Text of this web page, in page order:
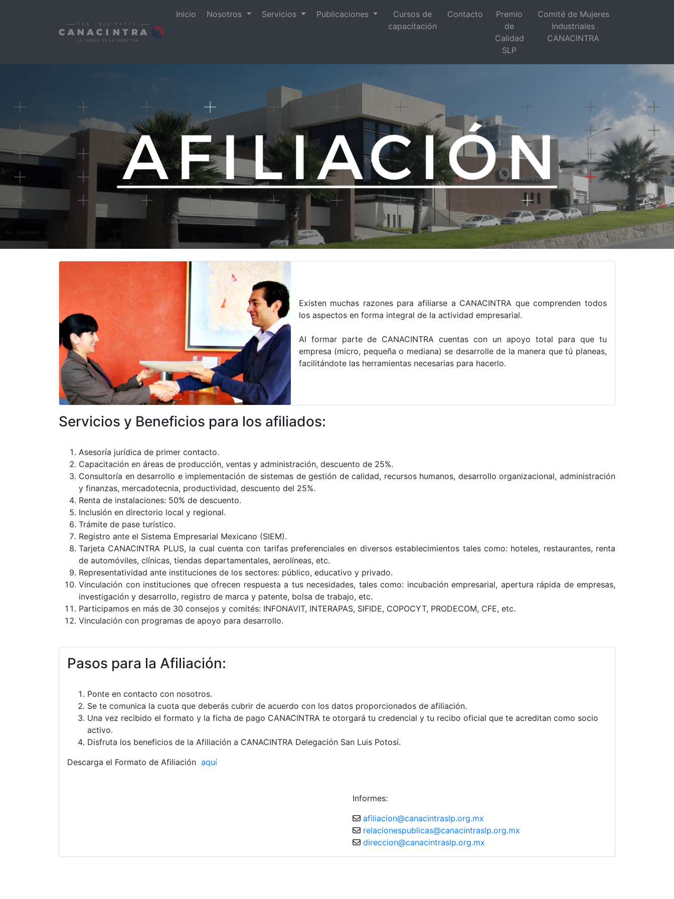
Inicio Nosotros Servicios Publicaciones
Cursos de
capacitación
Contacto
Premio
de
Calidad
SLP
Comité de Mujeres
Industriales
CANACINTRA
Existen muchas razones para afiliarse a CANACINTRA que comprenden todos
los aspectos en forma integral de la actividad empresarial.
Al formar parte de CANACINTRA cuentas con un apoyo total para que tu
empresa (micro, pequeña o mediana) se desarrolle de la manera que tú planeas,
facilitándote las herramientas necesarias para hacerlo.
Servicios y Beneficios para los afiliados:
Asesoría jurídica de primer contacto.
Capacitación en áreas de producción, ventas y administración, descuento de 25%.
Consultoría en desarrollo e implementación de sistemas de gestión de calidad, recursos humanos, desarrollo organizacional, administración
y finanzas, mercadotecnia, productividad, descuento del 25%.
Renta de instalaciones: 50% de descuento.
Inclusión en directorio local y regional.
Trámite de pase turístico.
Registro ante el Sistema Empresarial Mexicano (SIEM).
Tarjeta CANACINTRA PLUS, la cual cuenta con tarifas preferenciales en diversos establecimientos tales como: hoteles, restaurantes, renta
de automóviles, clínicas, tiendas departamentales, aerolíneas, etc.
Representatividad ante instituciones de los sectores: público, educativo y privado.
Vinculación con instituciones que ofrecen respuesta a tus necesidades, tales como: incubación empresarial, apertura rápida de empresas,
investigación y desarrollo, registro de marca y patente, bolsa de trabajo, etc.
Participamos en más de 30 consejos y comités: INFONAVIT, INTERAPAS, SIFIDE, COPOCYT, PRODECOM, CFE, etc.
Vinculación con programas de apoyo para desarrollo.
Pasos para la Afiliación:
Ponte en contacto con nosotros.
Se te comunica la cuota que deberás cubrir de acuerdo con los datos proporcionados de afiliación.
Una vez recibido el formato y la ficha de pago CANACINTRA te otorgará tu credencial y tu recibo oficial que te acreditan como socio
activo.
Disfruta los beneficios de la Afiliación a CANACINTRA Delegación San Luis Potosí.
Descarga el Formato de Afiliación aquí
Informes:
afiliacion@canacintraslp.org.mx
relacionespublicas@canacintraslp.org.mx
direccion@canacintraslp.org.mx